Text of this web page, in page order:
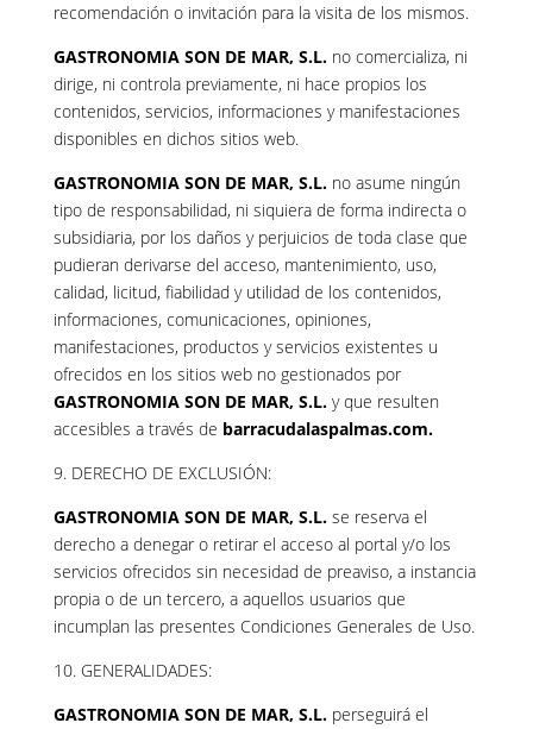
recomendación o invitación para la visita de los mismos.
GASTRONOMIA SON DE MAR, S.L. no comercializa, ni
dirige, ni controla previamente, ni hace propios los
contenidos, servicios, informaciones y manifestaciones
disponibles en dichos sitios web.
GASTRONOMIA SON DE MAR, S.L. no asume ningún
tipo de responsabilidad, ni siquiera de forma indirecta o
subsidiaria, por los daños y perjuicios de toda clase que
pudieran derivarse del acceso, mantenimiento, uso,
calidad, licitud, fiabilidad y utilidad de los contenidos,
informaciones, comunicaciones, opiniones,
manifestaciones, productos y servicios existentes u
ofrecidos en los sitios web no gestionados por
GASTRONOMIA SON DE MAR, S.L.y que resulten
accesibles a través de barracudalaspalmas.com.
9. DERECHO DE EXCLUSIÓN:
GASTRONOMIA SON DE MAR, S.L.se reserva el
derecho a denegar o retirar el acceso al portal y/o los
servicios ofrecidos sin necesidad de preaviso, a instancia
propia o de un tercero, a aquellos usuarios que
incumplan las presentes Condiciones Generales de Uso.
10. GENERALIDADES:
GASTRONOMIA SON DE MAR, S.L. perseguirá el